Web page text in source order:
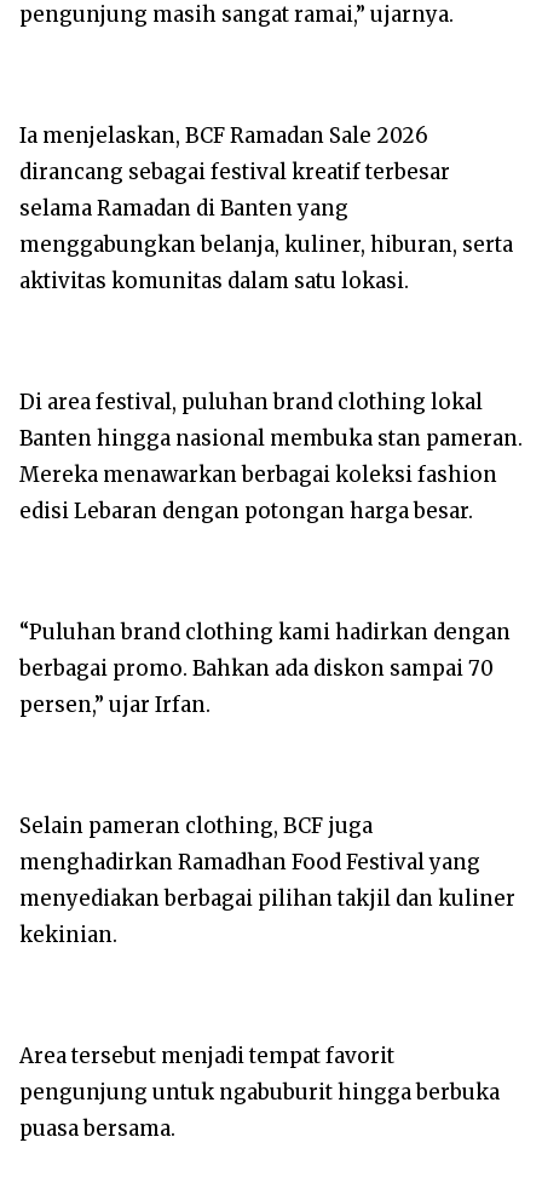
pengunjung masih sangat ramai,” ujarnya.
Ia menjelaskan, BCF Ramadan Sale 2026
dirancang sebagai festival kreatif terbesar
selama Ramadan di Banten yang
menggabungkan belanja, kuliner, hiburan, serta
aktivitas komunitas dalam satu lokasi.
Di area festival, puluhan brand clothing lokal
Banten hingga nasional membuka stan pameran.
Mereka menawarkan berbagai koleksi fashion
edisi Lebaran dengan potongan harga besar.
“Puluhan brand clothing kami hadirkan dengan
berbagai promo. Bahkan ada diskon sampai 70
persen,” ujar Irfan.
Selain pameran clothing, BCF juga
menghadirkan Ramadhan Food Festival yang
menyediakan berbagai pilihan takjil dan kuliner
kekinian.
Area tersebut menjadi tempat favorit
pengunjung untuk ngabuburit hingga berbuka
puasa bersama.